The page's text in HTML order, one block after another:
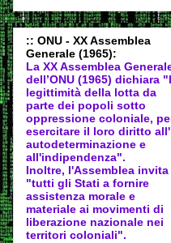
:: ONU - XX Assemblea
Generale (1965):
La XX Assemblea
dell’ONU (1965) dichiara
legittimità della lotta da
parte dei popoli sotto
oppressione coloniale,
esercitare il loro diritto all'
autodeterminazione e
all'indipendenza".
Inoltre, l'Assemblea invita
"tutti gli Stati a fornire
assistenza morale e
materiale ai movimenti di
liberazione nazionale nei
territori coloniali".